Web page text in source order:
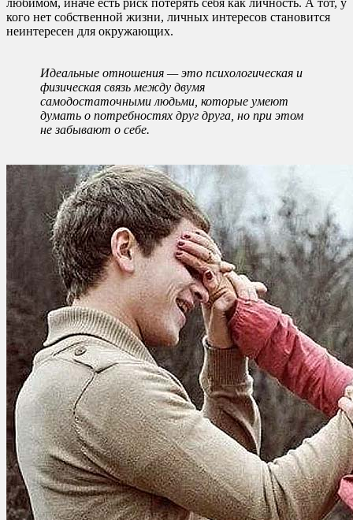
кого нет собственной жизни, личных интересов становится
неинтересен для окружающих.
Идеальные отношения — это психологическая и
физическая связь между двумя
самодостаточными людьми, которые умеют
думать о потребностях друг друга, но при этом
не забывают о себе.